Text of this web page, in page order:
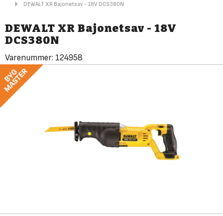
DEWALT XR Bajonetsav - 18V DCS380N
DEWALT XR Bajonetsav - 18V
DCS380N
Varenummer: 124958